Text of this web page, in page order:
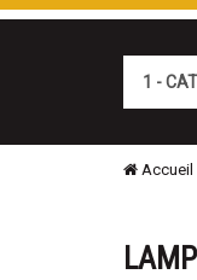
Accueil